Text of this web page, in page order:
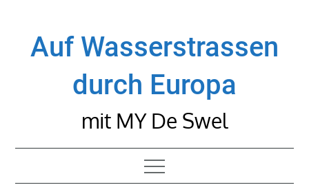
contentAuf Wasserstrassen
durch Europa
mit MY De Swel